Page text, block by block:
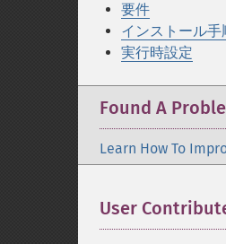
要件
インストール手
実行時設定
Found A
Learn How To
User